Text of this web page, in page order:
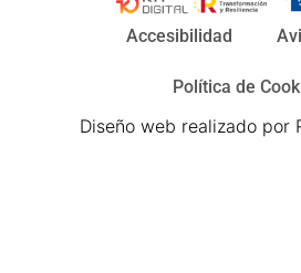
Accesibilidad
Política de
Diseño web realizado por